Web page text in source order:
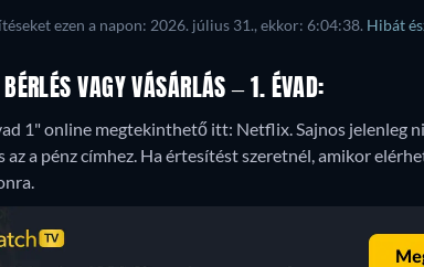
ezen a napon: 2026. július 31., ekkor: 6:04:38. Hibát
VAGY VÁSÁRLÁS – 1. ÉVAD:
1" online megtekinthető itt: Netflix.Sajnos jelenleg
a pénz címhez. Ha értesítést szeretnél, amikor